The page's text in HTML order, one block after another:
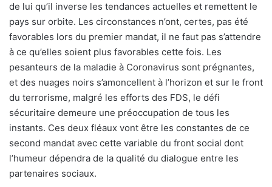
de lui qu’il inverse les tendances actuelles et remettent le
pays sur orbite. Les circonstances n’ont, certes, pas été
favorables lors du premier mandat, il ne faut pas s’attendre
à ce qu’elles soient plus favorables cette fois. Les
pesanteurs de la maladie à Coronavirus sont prégnantes,
et des nuages noirs s’amoncellent à l’horizon et sur le front
du terrorisme, malgré les efforts des FDS, le défi
sécuritaire demeure une préoccupation de tous les
instants. Ces deux fléaux vont être les constantes de ce
second mandat avec cette variable du front social dont
l’humeur dépendra de la qualité du dialogue entre les
partenaires sociaux.